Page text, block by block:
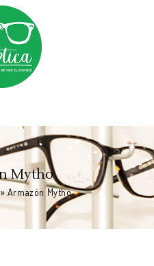
Mytho
Armazón Mytho